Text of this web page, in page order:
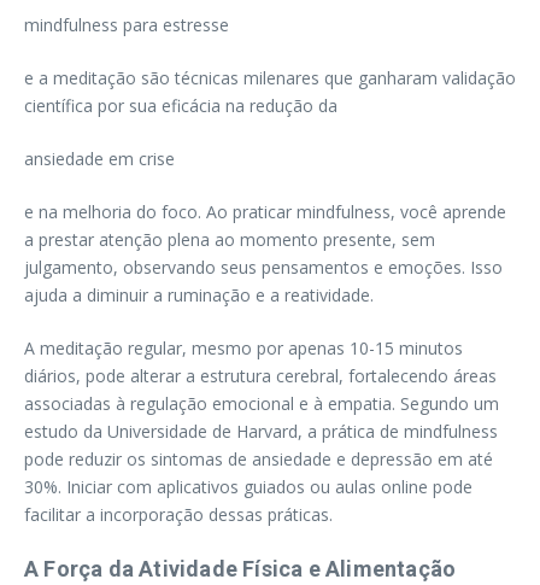
mindfulness para estresse
e a meditação são técnicas milenares que ganharam validação
científica por sua eficácia na redução da
ansiedade em crise
e na melhoria do foco. Ao praticar mindfulness, você aprende
a prestar atenção plena ao momento presente, sem
julgamento, observando seus pensamentos e emoções. Isso
ajuda a diminuir a ruminação e a reatividade.
A meditação regular, mesmo por apenas 10-15 minutos
diários, pode alterar a estrutura cerebral, fortalecendo áreas
associadas à regulação emocional e à empatia. Segundo um
estudo da Universidade de Harvard, a prática de mindfulness
pode reduzir os sintomas de ansiedade e depressão em até
30%. Iniciar com aplicativos guiados ou aulas online pode
facilitar a incorporação dessas práticas.
A Força da Atividade Física e Alimentação